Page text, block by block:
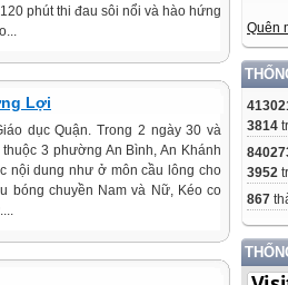
Quên
3814
3952
867
phút thi đau sôi nổi và hào hứng
Lợi
dục Quận. Trong 2 ngày 30 và
3 phường An Bình, An Khánh
nội dung như ở môn cầu lông cho
bóng chuyền Nam và Nữ, Kéo co